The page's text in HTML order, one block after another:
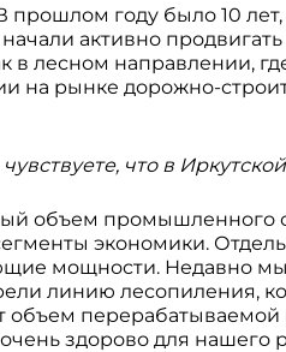
прошлом году было 10
активно
в лесном направлении,
на рынке дорожно-
что в
объем промышленного
экономики.
мощности. Недавно
линию лесопиления,
объем
здорово для нашего